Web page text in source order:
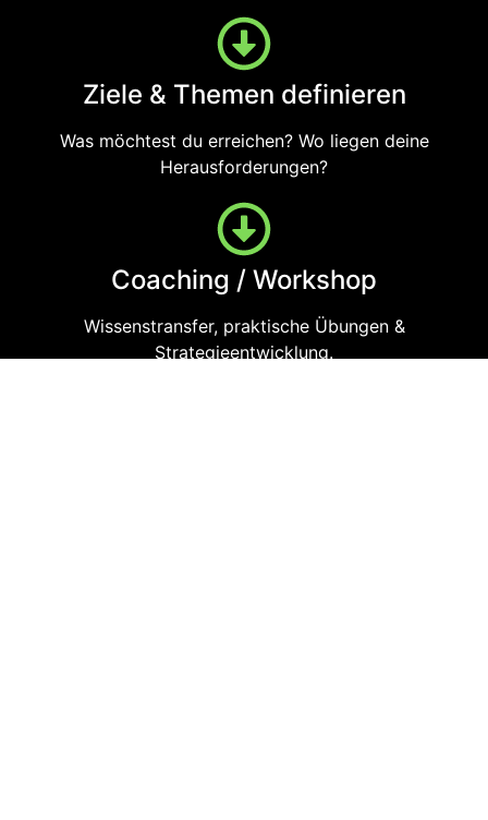
Ziele & Themen definieren
Was möchtest du erreichen? Wo liegen deine
Herausforderungen?
Coaching / Workshop
Wissenstransfer, praktische Übungen &
Strategieentwicklung.